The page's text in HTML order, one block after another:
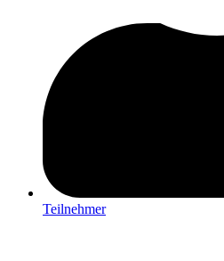
Teilnehmer